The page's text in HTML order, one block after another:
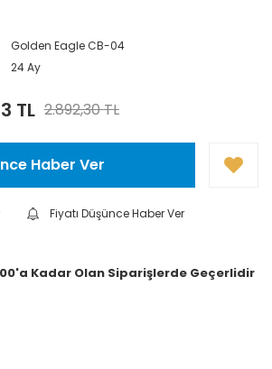
Golden Eagle CB-04
24 Ay
TL 2.892,30 TL
Haber Ver
Fiyatı Düşünce Haber Ver
Kadar Olan Siparişlerde Geçerlidir